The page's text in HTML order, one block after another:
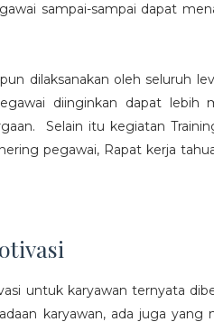
sampai-sampai dapat
dilaksanakan oleh seluruh
diinginkan dapat lebih
Selain itu kegiatan
pegawai, Rapat kerja
untuk karyawan ternyata
karyawan, ada juga